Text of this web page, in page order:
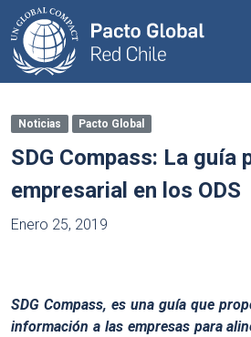
Noticias Pacto Global
SDG Compass: La guía
empresarial en los ODS
Enero 25, 2019
SDG Compass, es una guía que
información a las empresas para